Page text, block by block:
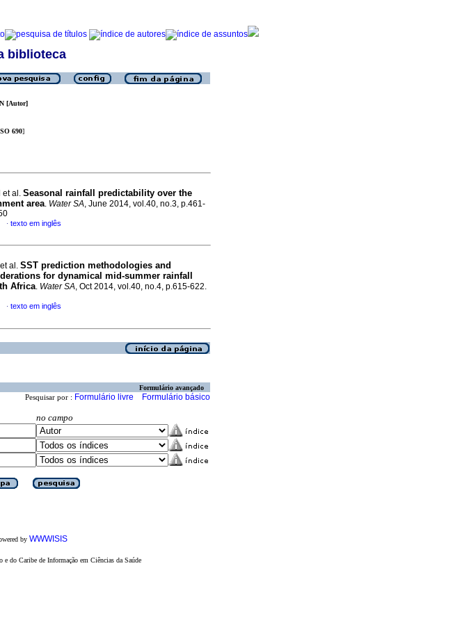
biblioteca
[Autor]
690]
et al. Seasonal rainfall predictability over the
area. Water SA, June 2014, vol.40, no.3, p.461-
· texto em inglês
al. SST prediction methodologies and
for dynamical mid-summer rainfall
Africa. Water SA, Oct 2014, vol.40, no.4, p.615-622.
· texto em inglês
Formulário avançado
Pesquisar por : Formulário livre Formulário básico
no campo
by WWWISIS
do Caribe de Informação em Ciências da Saúde